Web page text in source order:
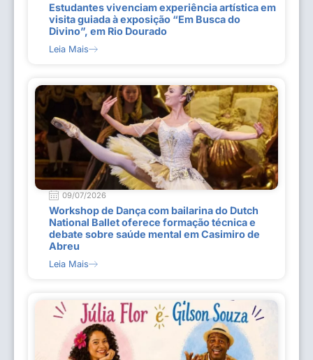
Estudantes vivenciam experiência artística em
visita guiada à exposição “Em Busca do
Divino”, em Rio Dourado
Leia Mais
09/07/2026
Workshop de Dança com bailarina do Dutch
National Ballet oferece formação técnica e
debate sobre saúde mental em Casimiro de
Abreu
Leia Mais